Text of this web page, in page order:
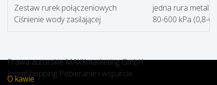
Zestaw rurek połączeniowych
jedna rura
Ciśnienie wody zasilającej
80-600 kPa (0,8-6
Prawa autorskie MAXXmarketing GmbH
JoomShopping Pobieranie i wsparcie
O kawie